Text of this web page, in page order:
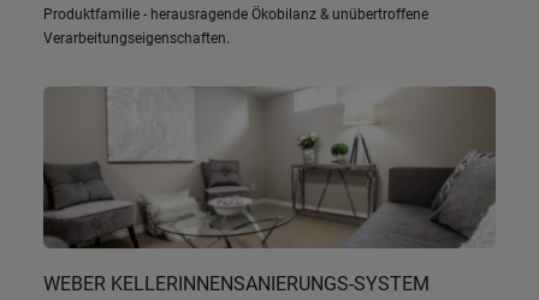
Produktfamilie - herausragende Ökobilanz & unübertroffene
Verarbeitungseigenschaften.
WEBER KELLERINNENSANIERUNGS-SYSTEM